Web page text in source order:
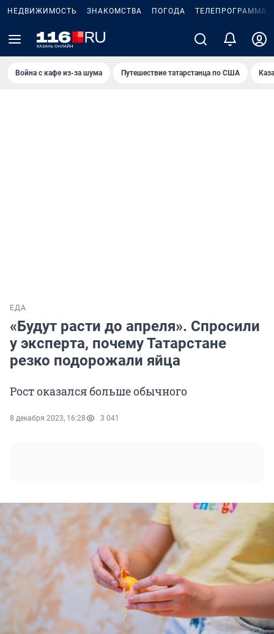
НЕДВИЖИМОСТЬ ЗНАКОМСТВА ПОГОДА ТЕЛЕПРОГРАММА
Война с кафе из-за шума Путешествие татарстанца по США
ЕДА
«Будут расти до апреля». Спросили
у эксперта, почему Татарстане
резко подорожали яйца
Рост оказался больше обычного
8 декабря 2023, 16:28 3 041